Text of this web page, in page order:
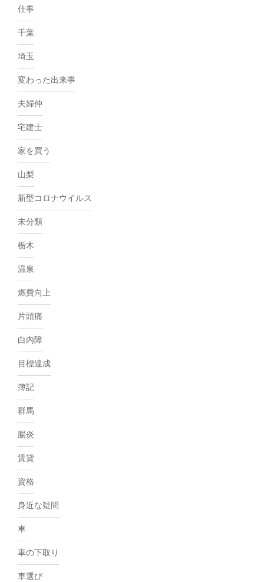
仕事
千葉
埼玉
変わった出来事
夫婦仲
宅建士
家を買う
山梨
新型コロナウイルス
未分類
栃木
温泉
燃費向上
片頭痛
白内障
目標達成
簿記
群馬
腸炎
賃貸
資格
身近な疑問
車
車の下取り
車選び